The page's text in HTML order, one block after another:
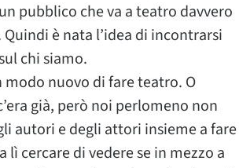
pubblico che va a teatro davvero
è nata l’idea di incontrarsi
chi siamo.
nuovo di fare teatro. O
già, però noi perlomeno non
autori e degli attori insieme a fare
cercare di vedere se in mezzo a